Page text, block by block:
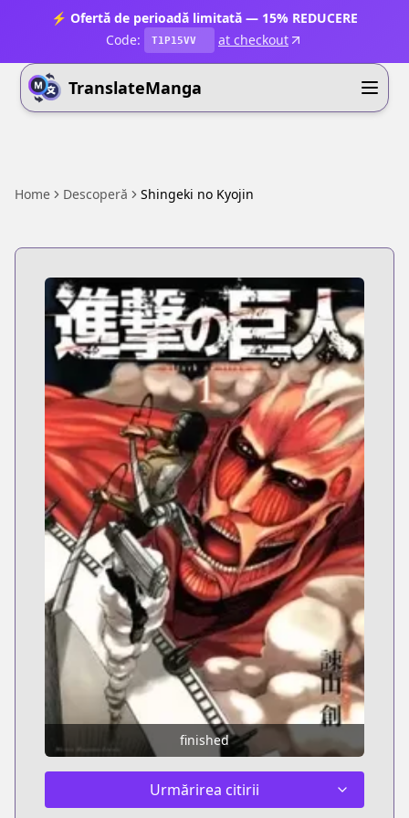
⚡ Ofertă de perioadă limitată — 15% REDUCERE
Code:
T1P15VV at checkout
TranslateManga
Home Descoperă Shingeki no Kyojin
finished
Urmărirea citirii